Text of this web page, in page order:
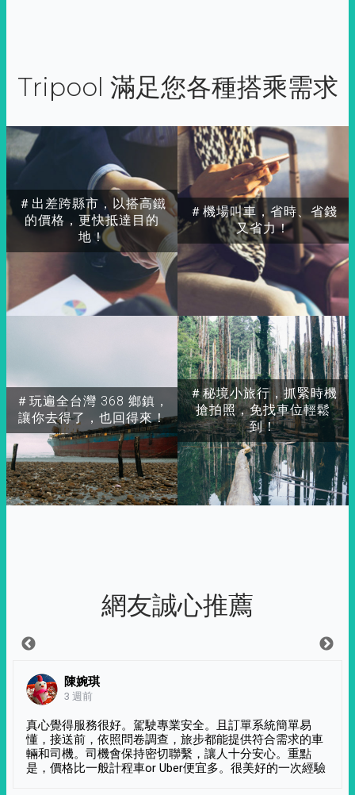
Tripool 滿足您各種搭乘需求
＃出差跨縣市，以搭高鐵
的價格，更快抵達目的
地！
＃玩遍全台灣 368 鄉鎮，
讓你去得了，也回得來！
＃秘境小旅行，抓緊時機
搶拍照，免找車位輕鬆
到！
＃機場叫車，省時、省錢
又省力！
網友誠心推薦
陳婉琪
3 週前
真心覺得服務很好。駕駛專業安全。且訂單系統簡單易
懂，接送前，依照問卷調查，旅步都能提供符合需求的車
輛和司機。司機會保持密切聯繫，讓人十分安心。重點
是，價格比一般計程車or Uber便宜多。很美好的一次經驗